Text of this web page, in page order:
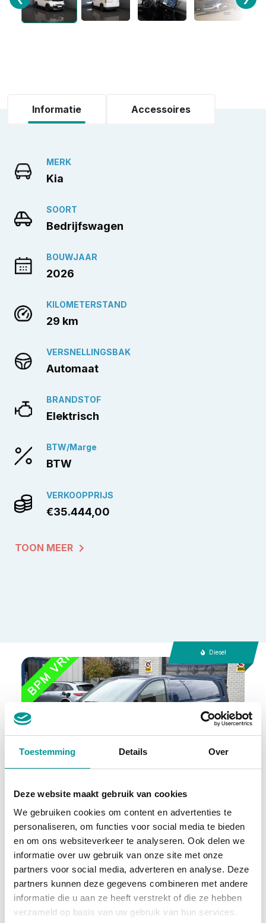
Toestemming Details Over
Deze website maakt gebruik van cookies
We gebruiken cookies om content en advertenties te
personaliseren, om functies voor social media te bieden
en om ons websiteverkeer te analyseren. Ook delen we
informatie over uw gebruik van onze site met onze
partners voor social media, adverteren en analyse. Deze
partners kunnen deze gegevens combineren met andere
informatie die u aan ze heeft verstrekt of die ze hebben
verzameld op basis van uw gebruik van hun services.
Informatie Accessoires
MERK
Kia
SOORT
Bedrijfswagen
BOUWJAAR
2026
KILOMETERSTAND
29 km
VERSNELLINGSBAK
Automaat
BRANDSTOF
Elektrisch
BTW/Marge
BTW
VERKOOPPRIJS
€35.444,00
TOON MEER
Diesel
BTW
Automaat - 52544km - 2024
€501.16/maand
72 maanden
Deze auto bekijken